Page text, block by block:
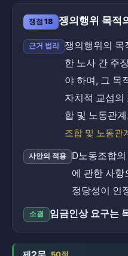
쟁점 18 쟁의행위 목적
근거 법리
쟁의행위의 목
한 노사 간 주
야 하며, 그 목
자치적 교섭의
합 및 노동관
조합 및 노동관
사안의 적용
D노동조합
에 관한 사항
정당성이 인
소결 임금인상 요구는